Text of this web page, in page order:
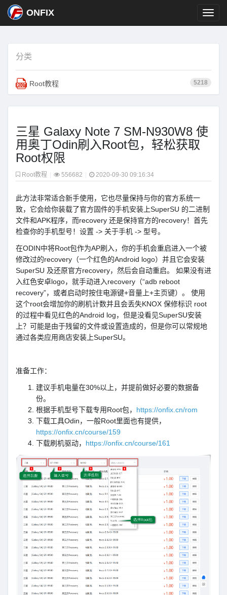
ONFIX
分类
5218
Root教程
三星 Galaxy Note 7 SM-N930W8 使
用奥丁Odin刷入Root包，轻松获取
Root权限
Root教程 556682 2020-09-30 09:16:34
此方法非常适合新手使用，它也尽量保持与你的官方系统一
致，它会给你装载了官方固件的手机安装上SuperSU 的二进制
文件和APK程序，而recovery 还是保持官方的recovery！首先
检查你的手机型号！设置 -> 关于手机 -> 型号。
在ODIN中将Root包作为AP刷入，你的手机会重启进入一个被
修改过的recovery（一个红色的Android logo）并且它会安装
SuperSU 及还原官方recovery，然后会自动重启。 如果没有进
入红色安卓logo，就手动进入recovery（“adb reboot
recovery”，或者启动时按住电源键+音量上+主页键）。 使用
这个root会增加你的刷机计数并且会丢失KNOX 保修标识 root
的过程中看见红色的Android log，但是没看见SuperSU安装
上？可能是由于残留的文件或设置造成的，但是你可以常规地
通过各类应用商店安装上SuperSU。
准备工作：
建议手机电量在30%以上，并提前做好必要的数据备
份。
根据手机型号下载专用Root包， https://onfix.cn/rom
下载工具Odin，一般Root里面也有提供，
https://onfix.cn/course/159
下载刷机驱动， https://onfix.cn/course/161